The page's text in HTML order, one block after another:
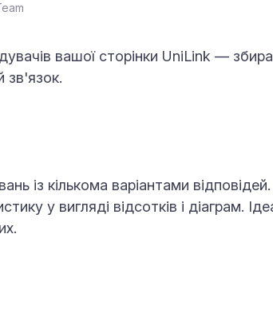
вашої сторінки UniLink —
зв'язок.
із кількома варіантами відповідей.
у вигляді відсотків і діаграм.